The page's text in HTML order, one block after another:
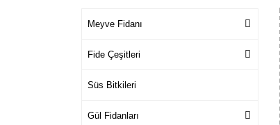
Meyve Fidanı
Fide Çeşitleri
Süs Bitkileri
Gül Fidanları